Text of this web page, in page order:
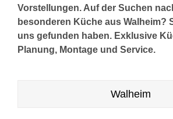
Vorstellungen. Auf der Suchen
besonderen Küche aus Walheim?
uns gefunden haben. Exklusive
Planung, Montage und Service.
Walheim